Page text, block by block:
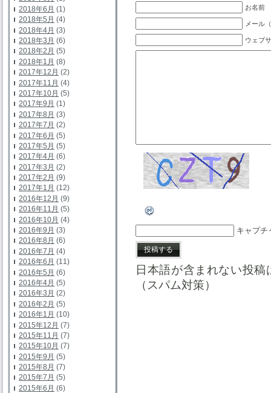
2018年6月 (1)
2018年5月 (4)
2018年4月 (3)
2018年3月 (6)
2018年2月 (5)
2018年1月 (8)
2017年12月 (2)
2017年11月 (4)
2017年10月 (5)
2017年9月 (1)
2017年8月 (3)
2017年7月 (2)
2017年6月 (5)
2017年5月 (5)
2017年4月 (6)
2017年3月 (2)
2017年2月 (9)
2017年1月 (12)
2016年12月 (9)
2016年11月 (5)
2016年10月 (4)
2016年9月 (3)
2016年8月 (6)
2016年7月 (4)
2016年6月 (11)
2016年5月 (6)
2016年4月 (5)
2016年3月 (2)
2016年2月 (5)
2016年1月 (10)
2015年12月 (7)
2015年11月 (7)
2015年10月 (7)
2015年9月 (5)
2015年8月 (7)
2015年7月 (5)
2015年6月 (6)
お名前
メール
ウェブ
キャプチ
日本語が含まれない投
（スパム対策）